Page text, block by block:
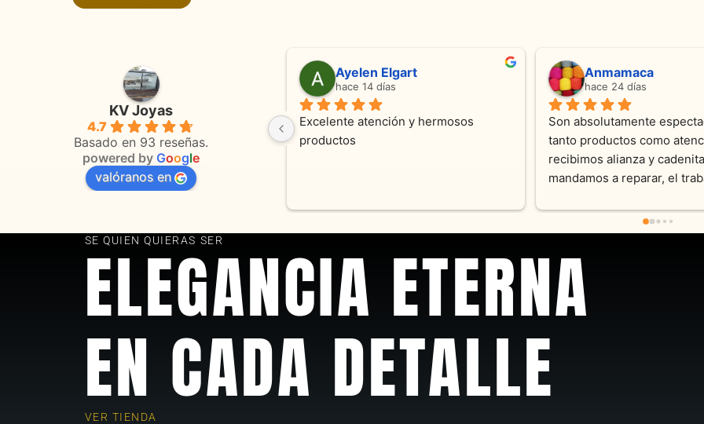
KV Joyas
4.7
Basado en 93 reseñas.
powered by Google
valóranos en
Adriana Ghisoli
hace 3 meses
Muy buena atención, con amabilidad y
orientaciones convenientes
Sandra Ramos
hace 4 meses
Excelente atención !!!!!Nos asesoraron
en todo momento con dedicación.
Laura A
hace 5 meses
Desde el inicio
Joyas y siempre
sus productos.
pieza y siempre
recomendable
SE QUIEN QUIERAS SER
ELEGANCIA ETERNA
EN CADA DETALLE
VER TIENDA